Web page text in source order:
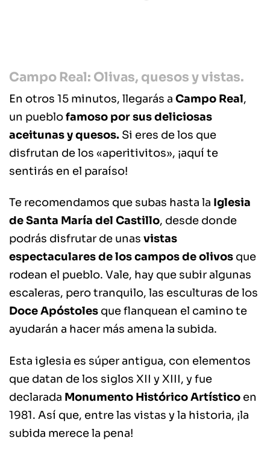
Campo Real: Olivas, quesos y vistas.
En otros 15 minutos, llegarás a Campo Real,
un pueblofamoso por sus deliciosas
aceitunas y quesos. Si eres de los que
disfrutan de los «aperitivitos», ¡aquí te
sentirás en el paraíso!
Te recomendamos que subas hasta la Iglesia
de Santa María del Castillo, desde donde
podrás disfrutar de unas vistas
espectaculares de los campos de olivos que
rodean el pueblo. Vale, hay que subir algunas
escaleras, pero tranquilo, las esculturas de los
Doce Apóstoles que flanquean el camino te
ayudarán a hacer más amena la subida.
Esta iglesia es súper antigua, con elementos
que datan de los siglos XII y XIII, y fue
declarada Monumento Histórico Artístico en
1981. Así que, entre las vistas y la historia, ¡la
subida merece la pena!